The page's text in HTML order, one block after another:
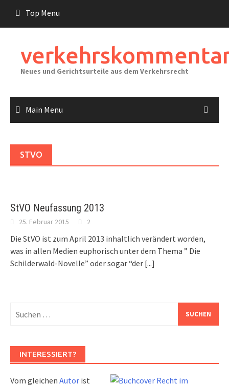
content
Top Menu
Neues und Gerichtsurteile aus dem Verkehrsrecht
Main Menu
STVO
StVO Neufassung 2013
25. Februar 2015 2
Die StVO ist zum April 2013 inhaltlich verändert worden,
was in allen Medien euphorisch unter dem Thema ” Die
Schilderwald-Novelle” oder sogar “der [...]
nach:
INTERESSIERT?
Vom gleichen Autor ist